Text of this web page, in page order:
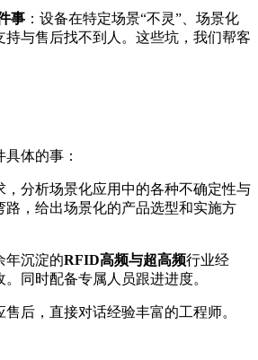
事 ：设备在特定场景“不灵”、场景化
持与售后找不到人。这些坑，我们帮客
体的事：
，分析场景化应用中的各种不确定性与
路，给出场景化的产品选型和实施方
年沉淀的RFID高频与超高频行业经
同时配备专属人员跟进进度。
售后，直接对话经验丰富的工程师。